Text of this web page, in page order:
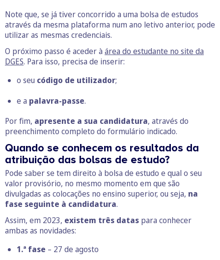
Note que, se já tiver concorrido a uma bolsa de estudos
através da mesma plataforma num ano letivo anterior, pode
utilizar as mesmas credenciais.
O próximo passo é aceder à área do estudante no site da
DGES. Para isso, precisa de inserir:
o seu código de utilizador;
e a palavra-passe.
Por fim, apresente a sua candidatura, através do
preenchimento completo do formulário indicado.
Quando se conhecem os resultados da
atribuição das bolsas de estudo?
Pode saber se tem direito à bolsa de estudo e qual o seu
valor provisório, no mesmo momento em que são
divulgadas as colocações no ensino superior, ou seja, na
fase seguinte à candidatura.
Assim, em 2023, existem três datas para conhecer
ambas as novidades:
1.ª fase – 27 de agosto